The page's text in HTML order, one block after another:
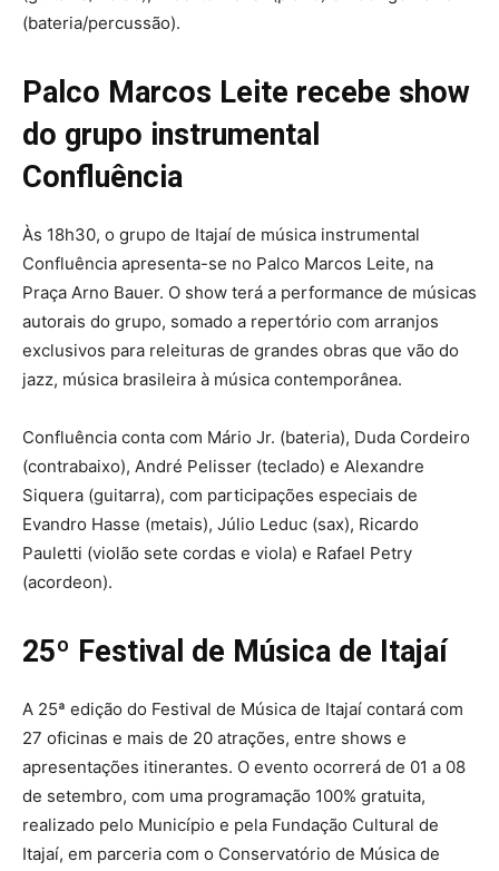
(bateria/percussão).
Palco Marcos Leite recebe show
do grupo instrumental
Confluência
Às 18h30, o grupo de Itajaí de música instrumental
Confluência apresenta-se no Palco Marcos Leite, na
Praça Arno Bauer. O show terá a performance de músicas
autorais do grupo, somado a repertório com arranjos
exclusivos para releituras de grandes obras que vão do
jazz, música brasileira à música contemporânea.
Confluência conta com Mário Jr. (bateria), Duda Cordeiro
(contrabaixo), André Pelisser (teclado) e Alexandre
Siquera (guitarra), com participações especiais de
Evandro Hasse (metais), Júlio Leduc (sax), Ricardo
Pauletti (violão sete cordas e viola) e Rafael Petry
(acordeon).
25º Festival de Música de Itajaí
A 25ª edição do Festival de Música de Itajaí contará com
27 oficinas e mais de 20 atrações, entre shows e
apresentações itinerantes. O evento ocorrerá de 01 a 08
de setembro, com uma programação 100% gratuita,
realizado pelo Município e pela Fundação Cultural de
Itajaí, em parceria com o Conservatório de Música de